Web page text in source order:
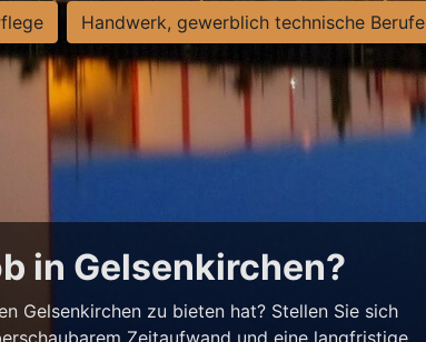
Handwerk, gewerblich technische Berufe
in Gelsenkirchen?
Gelsenkirchen zu bieten hat? Stellen Sie sich